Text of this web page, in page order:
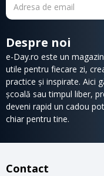
Despre noi
e-Day.ro este un
utile pentru fiecare zi,
practice și inspirate. Aici
școală sau timpul liber,
deveni rapid un cadou
chiar pentru tine.
Contact